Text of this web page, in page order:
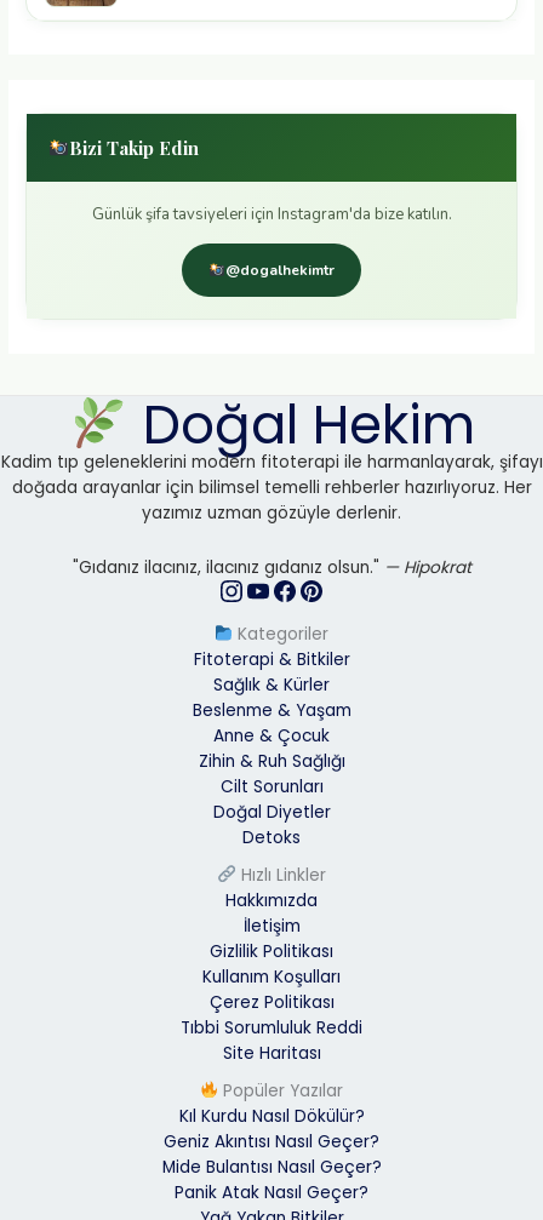
Bizi Takip Edin
Günlük şifa tavsiyeleri için Instagram'da bize katılın.
@dogalhekimtr
Doğal Hekim
Kadim tıp geleneklerini modern fitoterapi ile harmanlayarak, şifayı
doğada arayanlar için bilimsel temelli rehberler hazırlıyoruz. Her
yazımız uzman gözüyle derlenir.
"Gıdanız ilacınız, ilacınız gıdanız olsun." — Hipokrat
Kategoriler
Fitoterapi & Bitkiler
Sağlık & Kürler
Beslenme & Yaşam
Anne & Çocuk
Zihin & Ruh Sağlığı
Cilt Sorunları
Doğal Diyetler
Detoks
Hızlı Linkler
Hakkımızda
İletişim
Gizlilik Politikası
Kullanım Koşulları
Çerez Politikası
Tıbbi Sorumluluk Reddi
Site Haritası
Popüler Yazılar
Kıl Kurdu Nasıl Dökülür?
Geniz Akıntısı Nasıl Geçer?
Mide Bulantısı Nasıl Geçer?
Panik Atak Nasıl Geçer?